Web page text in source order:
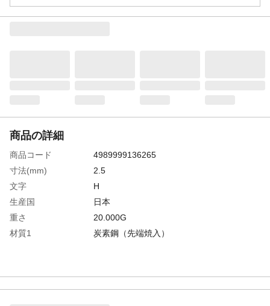
商品の詳細
商品コード
4989999136265
寸法(mm)
2.5
文字
H
生産国
日本
重さ
20.000G
材質1
炭素鋼（先端焼入）